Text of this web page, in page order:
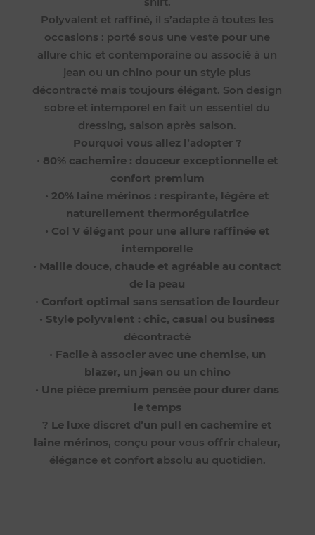
Polyvalent et raffiné, il s’adapte à toutes les
occasions : porté sous une veste pour une
allure chic et contemporaine ou associé à un
jean ou un chino pour un style plus
décontracté mais toujours élégant. Son design
sobre et intemporel en fait un essentiel du
dressing, saison après saison.
Pourquoi vous allez l’adopter ?
• 80% cachemire : douceur exceptionnelle et
confort premium
• 20% laine mérinos : respirante, légère et
naturellement thermorégulatrice
• Col V élégant pour une allure raffinée et
intemporelle
• Maille douce, chaude et agréable au contact
de la peau
• Confort optimal sans sensation de lourdeur
• Style polyvalent : chic, casual ou business
décontracté
• Facile à associer avec une chemise, un
blazer, un jean ou un chino
• Une pièce premium pensée pour durer dans
le temps
? Le luxe discret d’un pull en cachemire et
laine mérinos, conçu pour vous offrir chaleur,
élégance et confort absolu au quotidien.